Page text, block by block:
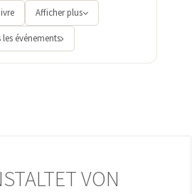
Afficher plus
les événements
VON